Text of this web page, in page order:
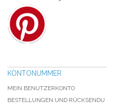
KONTONUMMER
MEIN BENUTZERKONTO
BESTELLUNGEN UND RÜCKSENDU